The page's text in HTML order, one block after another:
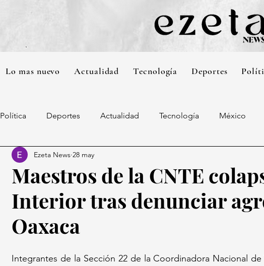
Lo mas nuevo Actualidad Tecnología Deportes
Política Deportes Actualidad Tecnología México
Maestros de la CNTE
Interior tras denunciar
Oaxaca
Ezeta News 28 may
Integrantes de la Sección 22 de la Coordinadora Nacional